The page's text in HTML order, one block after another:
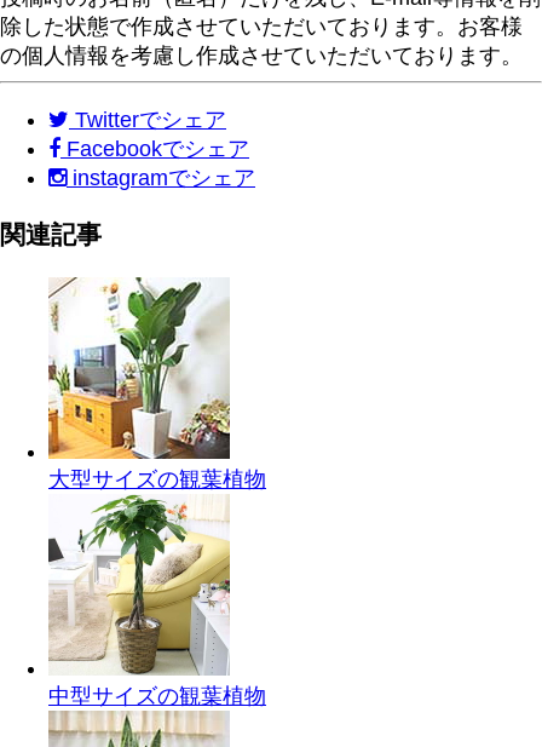
除した状態で作成させていただいております。お客様
の個人情報を考慮し作成させていただいております。
Twitterでシェア
Facebookでシェア
instagramでシェア
関連記事
大型サイズの観葉植物
中型サイズの観葉植物